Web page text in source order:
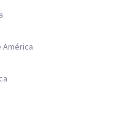
América